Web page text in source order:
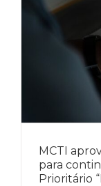
MCTI
para
Prioritário